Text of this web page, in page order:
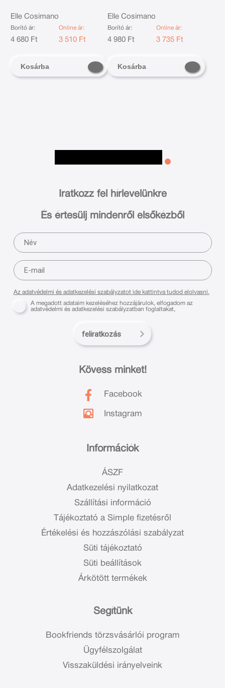
Elle Cosimano
Borító ár:
4 680 Ft
Online ár:
3 510 Ft
Kosárba
Elle Cosimano
Borító ár:
4 980 Ft
Online ár:
3 735 Ft
Kosárba
Információk
ÁSZF
Adatkezelési nyilatkozat
Szállítási információ
Tájékoztató a Simple fizetésről
Értékelési és hozzászólási szabályzat
Süti tájékoztató
Süti beállítások
Árkötött termékek
Segítünk
Bookfriends törzsvásárlói program
Ügyfélszolgálat
Visszaküldési irányelveink
Kövess minket!
Facebook
Instagram
Iratkozz fel hírlevelünkre
És értesülj mindenről elsőkézből
Az adatvédelmi és adatkezelési szabályzatot ide kattintva tudod elolvasni.
A megadott adataim kezeléséhez hozzájárulok, elfogadom az
adatvédelmi és adatkezelési szabályzatban foglaltakat,
feliratkozás